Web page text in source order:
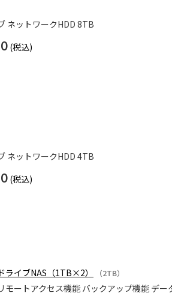
ネットワークHDD 8TB
ネットワークHDD 4TB
イブNAS（1TB×2） （2TB）
モートアクセス機能 バックアップ機能 デ